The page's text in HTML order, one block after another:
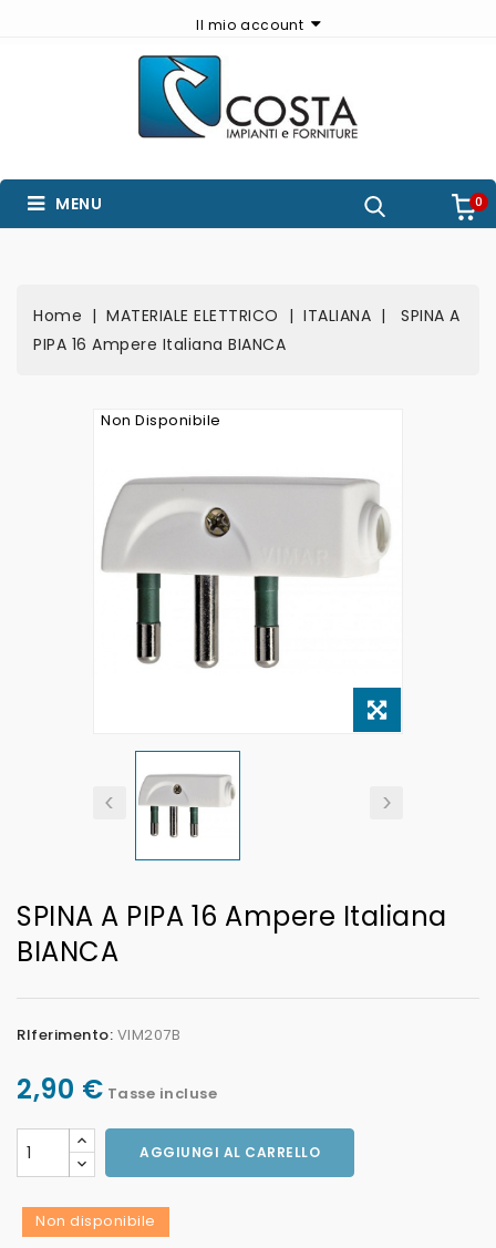
Il mio account
0
MENU
Home MATERIALE ELETTRICO ITALIANA
SPINA A
PIPA 16 Ampere Italiana BIANCA
Non Disponibile
SPINA A PIPA 16 Ampere Italiana
BIANCA
RIferimento: VIM207B
2,90 € Tasse incluse
AGGIUNGI AL CARRELLO
Non disponibile